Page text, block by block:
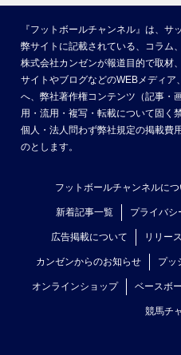
『フットボールチャンネル』は、サ
弊サイトに記載されている、コラム
株式会社カンゼンが報道目的で取材
サイトやブログなどのWEBメディ
へ、弊社著作権コンテンツ（記事・
用・流用・複写・転載について固く
個人・法人問わず弊社規定の掲載費
のとします。
フットボールチャンネルにつ
新着記事一覧 プライバシ
広告掲載について リリー
カンゼンからのお知らせ プッ
オンラインショップ ベースボ
競馬チ